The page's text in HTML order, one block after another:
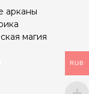
арканы
магия
RUB